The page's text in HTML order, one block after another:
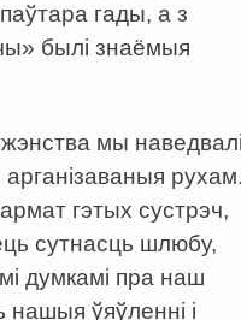
гады, а з
былі знаёмыя
мы
гэтых сустрэч,
сутнасць шлюбу,
думкамі пра наш
ўяўленні і